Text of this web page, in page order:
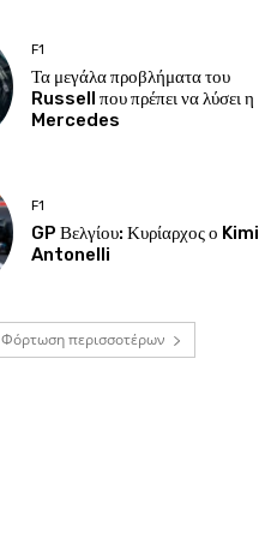
F1
Τα μεγάλα προβλήματα του
Russell που πρέπει να λύσει η
Mercedes
F1
GP Βελγίου: Κυρίαρχος ο Kimi
Antonelli
Φόρτωση περισσοτέρων